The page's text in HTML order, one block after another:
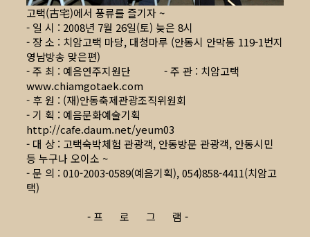
고택(古宅)에서 풍류를 즐기자 ~
- 일 시 : 2008년 7월 26일(토) 늦은 8시
- 장 소 : 치암고택 마당, 대청마루 (안동시 안막동 119-1번지
영남방송 맞은편)
- 주 최 : 예음연주지원단 - 주 관 : 치암고택
www.chiamgotaek.com
- 후 원 : (재)안동축제관광조직위원회
- 기 획 : 예음문화예술기획
http://cafe.daum.net/yeum03
- 대 상 : 고택숙박체험 관광객, 안동방문 관광객, 안동시민
등 누구나 오이소 ~
- 문 의 : 010-2003-0589(예음기획), 054)858-4411(치암고
택)
- 프 로 그 램 -